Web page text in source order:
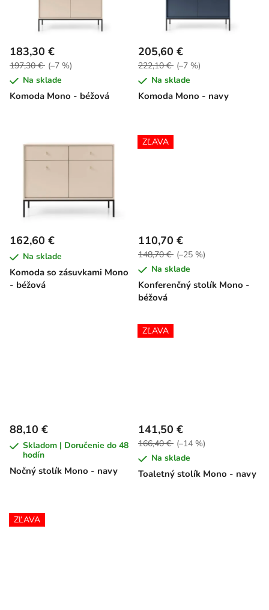
k
t
o
v
o
d
u
Komoda Mono - béžová
183,30 €
197,30 € (–7 %)
Na sklade
Komoda Mono - navy
205,60 €
222,10 € (–7 %)
Na sklade
Komoda so zásuvkami Mono
- béžová
162,60 €
Na sklade
ZĽAVA
Konferenčný stolík Mono -
béžová
110,70 €
148,70 € (–25 %)
Na sklade
Nočný stolík Mono - navy
88,10 €
Skladom | Doručenie do 48
hodín
ZĽAVA
Toaletný stolík Mono - navy
141,50 €
166,40 € (–14 %)
Na sklade
ZĽAVA